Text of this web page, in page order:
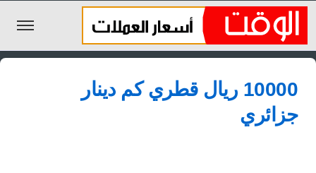
الليرة السورية
الجنيه المصري
الريال السعودي
10000 ريال قطري كم دينار
جزائري